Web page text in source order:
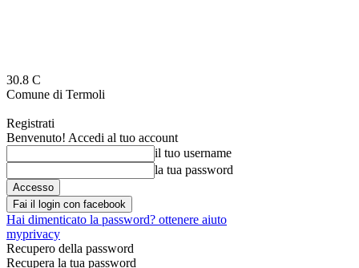
30.8 C
Comune di Termoli
Registrati
Benvenuto! Accedi al tuo account
il tuo username
la tua password
Fai il login con facebook
Hai dimenticato la password? ottenere aiuto
myprivacy
Recupero della password
Recupera la tua password